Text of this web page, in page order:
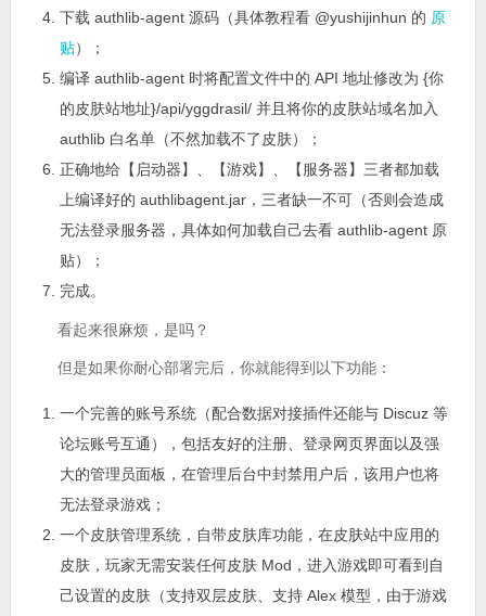
下载 authlib-agent 源码（具体教程看 @yushijinhun 的 原
贴）；
编译 authlib-agent 时将配置文件中的 API 地址修改为 {你
的皮肤站地址}/api/yggdrasil/ 并且将你的皮肤站域名加入
authlib 白名单（不然加载不了皮肤）；
正确地给【启动器】、【游戏】、【服务器】三者都加载
上编译好的 authlibagent.jar，三者缺一不可（否则会造成
无法登录服务器，具体如何加载自己去看 authlib-agent 原
贴）；
完成。
看起来很麻烦，是吗？
但是如果你耐心部署完后，你就能得到以下功能：
一个完善的账号系统（配合数据对接插件还能与 Discuz 等
论坛账号互通），包括友好的注册、登录网页界面以及强
大的管理员面板，在管理后台中封禁用户后，该用户也将
无法登录游戏；
一个皮肤管理系统，自带皮肤库功能，在皮肤站中应用的
皮肤，玩家无需安装任何皮肤 Mod，进入游戏即可看到自
己设置的皮肤（支持双层皮肤、支持 Alex 模型，由于游戏